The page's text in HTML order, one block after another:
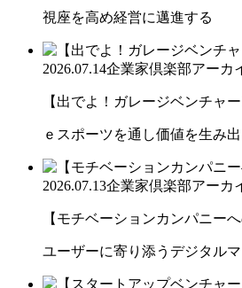
視座を高め経営に邁進する
2026.07.14企業家倶楽部アーカ
【出でよ！ガレージベンチャ
ｅスポーツを通し価値を生み
2026.07.13企業家倶楽部アーカ
【モチベーションカンパニー
ユーザーに寄り添うデジタル